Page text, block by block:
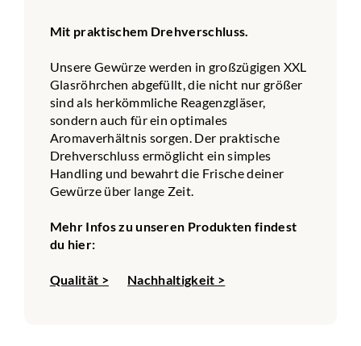
Mit praktischem Drehverschluss.
Unsere Gewürze werden in großzügigen XXL
Glasröhrchen abgefüllt, die nicht nur größer
sind als herkömmliche Reagenzgläser,
sondern auch für ein optimales
Aromaverhältnis sorgen. Der praktische
Drehverschluss ermöglicht ein simples
Handling und bewahrt die Frische deiner
Gewürze über lange Zeit.
Mehr Infos zu unseren Produkten findest
du hier:
Qualität > Nachhaltigkeit >